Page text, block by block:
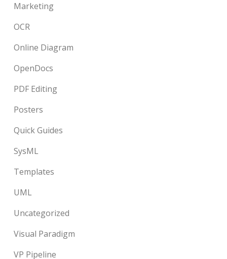
Marketing
OCR
Online Diagram
OpenDocs
PDF Editing
Posters
Quick Guides
SysML
Templates
UML
Uncategorized
Visual Paradigm
VP Pipeline